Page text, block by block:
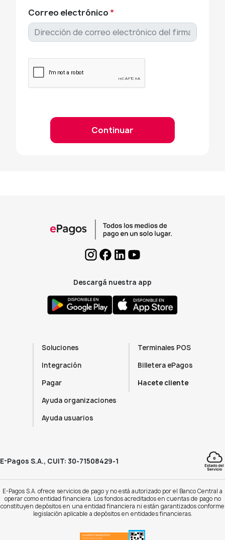
Correo electrónico *
Continuar
Descargá nuestra app
Soluciones
Integración
Pagar
Ayuda organizaciones
Ayuda usuarios
Terminales POS
Billetera ePagos
Hacete cliente
E-Pagos S.A., CUIT: 30-71508429-1
E-Pagos S.A. ofrece servicios de pago y no está autorizado por el Banco Central a
operar como entidad financiera. Los fondos acreditados en cuentas de pago no
constituyen depósitos en una entidad financiera ni están garantizados conforme
legislación aplicable a depósitos en entidades financieras.